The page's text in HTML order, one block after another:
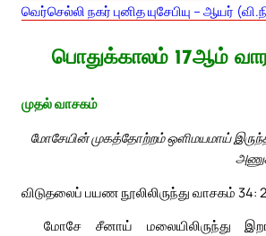
வெர்செல்லி நகர் புனித யுசேபியு – ஆயர்
பொதுக்காலம் 17ஆம்
முதல் வாசகம்
மோசேயின் முகத்தோற்றம் ஒளிமயமாய்
விடுதலைப் பயண நூலிலிருந்து வாசகம் 34:
மோசே சீனாய் மலையிலிருந்து